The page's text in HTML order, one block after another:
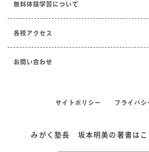
無料体験学習について
各校アクセス
お問い合わせ
サイトポリシー プライバシ
みがく塾長 坂本明美の著書はこ